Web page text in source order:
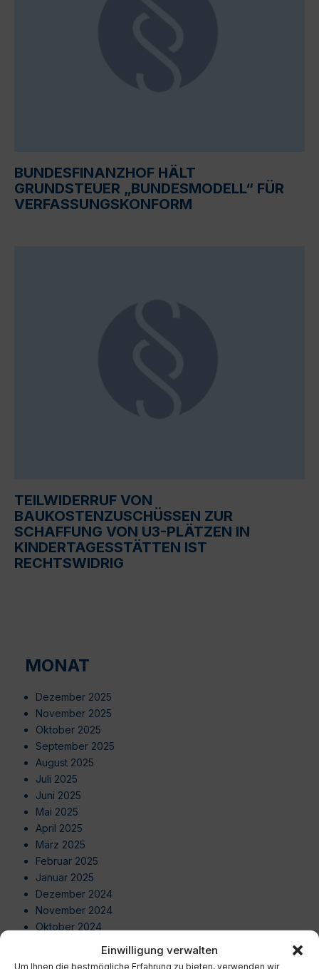
Einwilligung verwalten
Um Ihnen die bestmögliche Erfahrung zu bieten, verwenden wir
BUNDESFINANZHOF HÄLT
GRUNDSTEUER „BUNDESMODELL“ FÜR
VERFASSUNGSKONFORM
TEILWIDERRUF VON
BAUKOSTENZUSCHÜSSEN ZUR
SCHAFFUNG VON U3-PLÄTZEN IN
KINDERTAGESSTÄTTEN IST
RECHTSWIDRIG
MONAT
Dezember 2025
November 2025
Oktober 2025
September 2025
August 2025
Juli 2025
Juni 2025
Mai 2025
April 2025
März 2025
Februar 2025
Januar 2025
Dezember 2024
November 2024
Oktober 2024